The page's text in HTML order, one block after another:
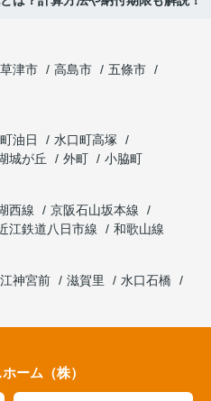
草津市 高島市
五條市
油日
水口町高塚
城が丘 外町
小脇町
西線
京阪石山坂本線
江鉄道八日市線
和歌山線
神宮前 滋賀里
水口石橋
ーム（株）